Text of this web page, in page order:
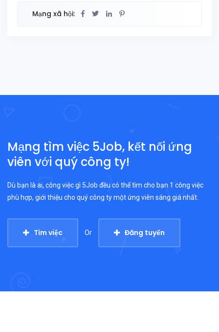
Mạng xã hội:
Mạng tìm việc 5Job, kết nối ứng
viên với quý công ty!
Dù bạn là ai, công việc gì 5Job đều có thể tìm cho bạn 1 công việc
phù hợp, giới thiệu cho quý công ty một ứng viên sáng giá nhất.
Tìm việc Or Đăng tuyển